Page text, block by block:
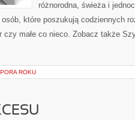
różnorodna, świeża i
osób, które poszukują codziennych
czy małe co nieco. Zobacz także
ROKU